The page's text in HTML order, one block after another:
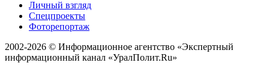
Личный взгляд
Спецпроекты
Фоторепортаж
2002-2026 © Информационное агентство «Экспертный
информационный канал «УралПолит.Ru»